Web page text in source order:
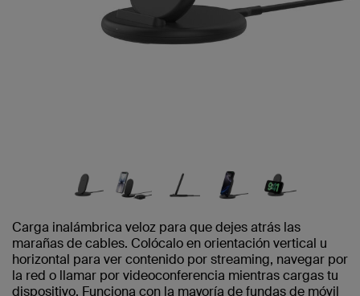
Carga inalámbrica veloz para que dejes atrás las
marañas de cables. Colócalo en orientación vertical u
horizontal para ver contenido por streaming, navegar por
la red o llamar por videoconferencia mientras cargas tu
dispositivo. Funciona con la mayoría de fundas de móvil